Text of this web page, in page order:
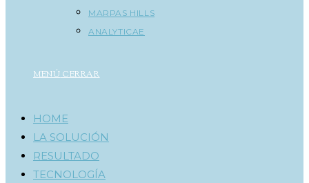
MARPAS HILLS
ANALYTICAE
MENÚ CERRAR
HOME
LA SOLUCIÓN
RESULTADO
TECNOLOGÍA